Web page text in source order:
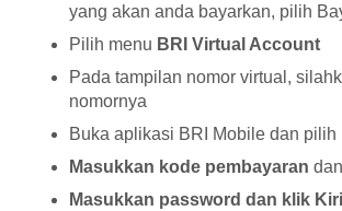
yang akan anda bayarkan, pilih
Pilih menu BRI Virtual Account
Pada tampilan nomor virtual,
nomornya
Buka aplikasi BRI Mobile dan pilih
Masukkan kode pembayaran
Masukkan password dan klik